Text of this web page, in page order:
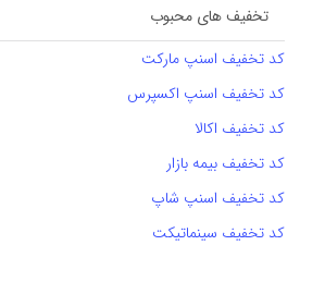
تخفیف های محبوب
کد تخفیف اسنپ مارکت
کد تخفیف اسنپ اکسپرس
کد تخفیف اکالا
کد تخفیف بیمه بازار
کد تخفیف اسنپ شاپ
کد تخفیف سینماتیکت